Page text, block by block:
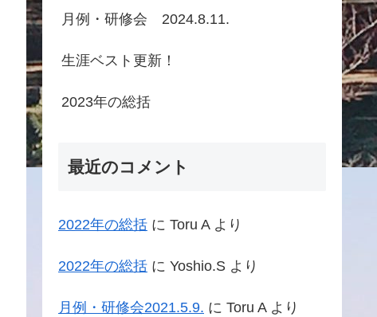
月例・研修会 2024.8.11.
生涯ベスト更新！
2023年の総括
最近のコメント
2022年の総括 に Toru Aより
2022年の総括 に Yoshio.S より
月例・研修会2021.5.9. に Toru Aより